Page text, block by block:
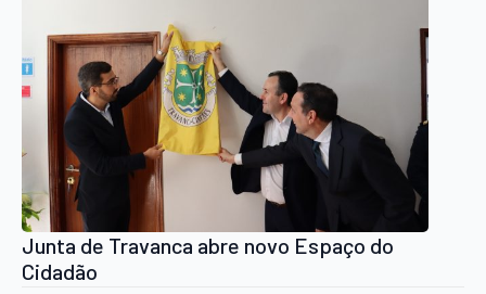
Junta de Travanca abre novo Espaço do
Cidadão